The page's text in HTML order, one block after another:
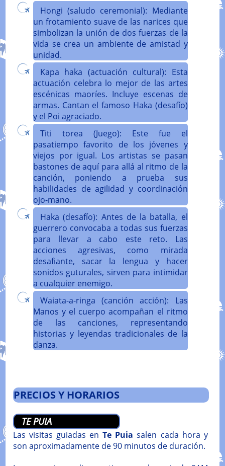
Hongi (saludo ceremonial): Mediante
un frotamiento suave de las narices que
simbolizan la unión de dos fuerzas de la
vida se crea un ambiente de amistad y
unidad.
Kapa haka (actuación cultural): Esta
actuación celebra lo mejor de las artes
escénicas maoríes. Incluye escenas de
armas. Cantan el famoso Haka (desafío)
y el Poi agraciado.
Titi torea (Juego): Este fue el
pasatiempo favorito de los jóvenes y
viejos por igual. Los artistas se pasan
bastones de aquí para allá al ritmo de la
canción, poniendo a prueba sus
habilidades de agilidad y coordinación
ojo-mano.
Haka (desafío): Antes de la batalla, el
guerrero convocaba a todas sus fuerzas
para llevar a cabo este reto. Las
acciones agresivas, como mirada
desafiante, sacar la lengua y hacer
sonidos guturales, sirven para intimidar
a cualquier enemigo.
Waiata-a-ringa (canción acción): Las
Manos y el cuerpo acompañan el ritmo
de las canciones, representando
historias y leyendas tradicionales de la
danza.
PRECIOS Y HORARIOS
TE PUIA
Las visitas guiadas enTe Puia salen cada hora y
son aproximadamente de 90 minutos de duración.